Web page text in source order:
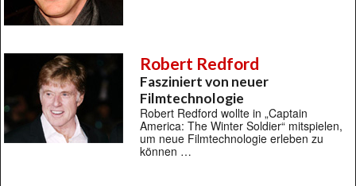
Robert Redford
Fasziniert von neuer
Filmtechnologie
Robert Redford wollte in „Captain
America: The Winter Soldier“ mitspielen,
um neue Filmtechnologie erleben zu
können …